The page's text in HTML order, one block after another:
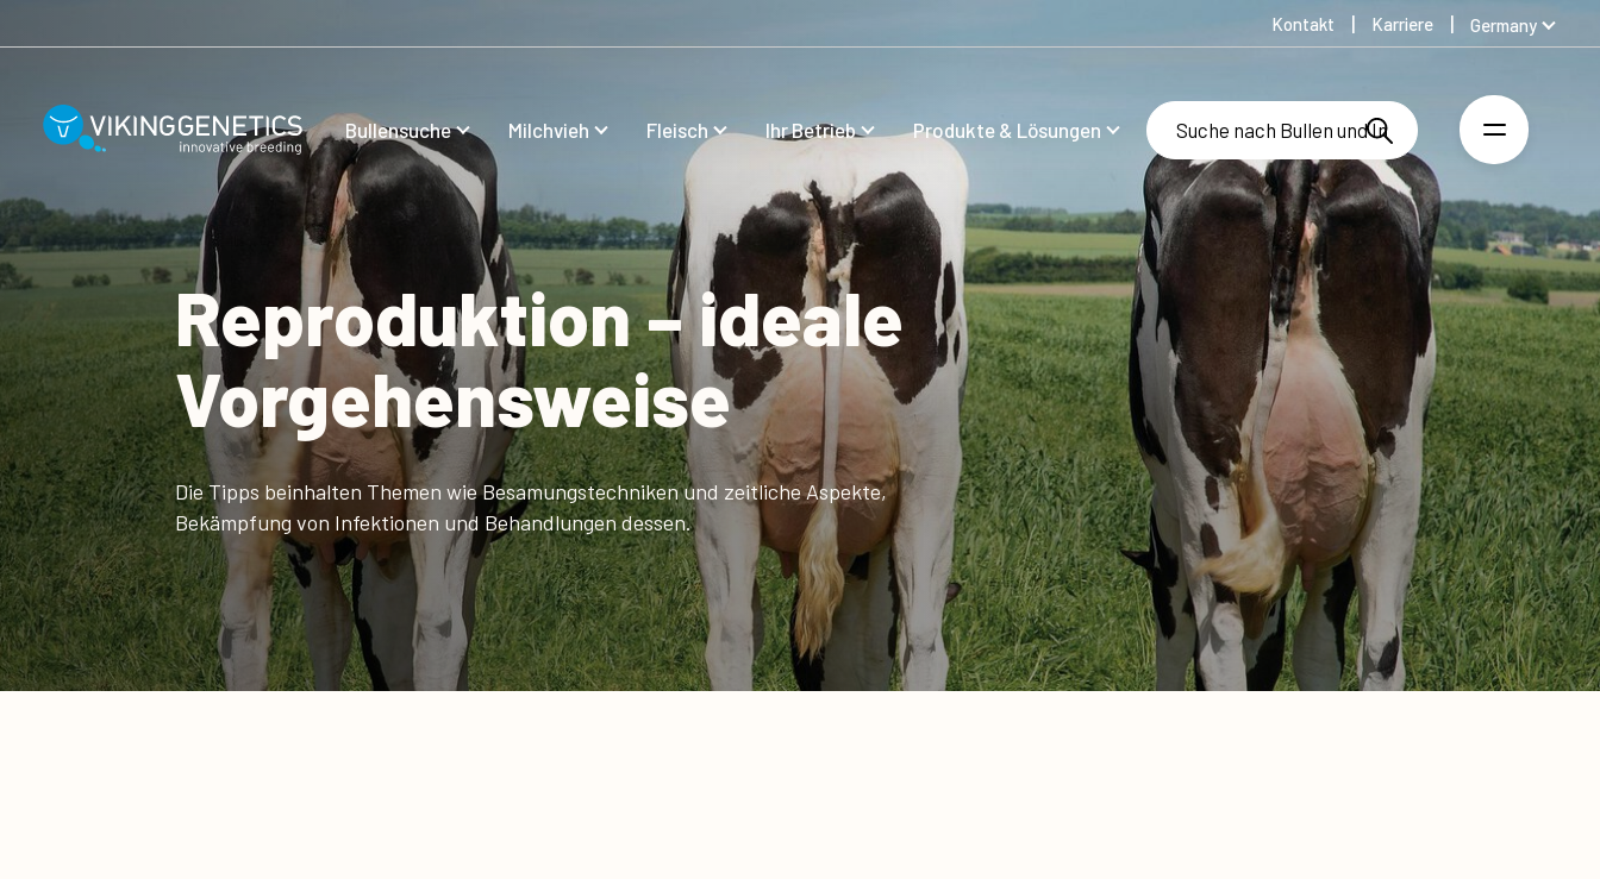
Kontakt Karriere Germany
Australia
Denmark
Finland
Spanish
Swedish
United Kingdom
United States
Bullensuche Milchvieh Fleisch Ihr Betrieb Produkte & Lösungen
Reproduktion – ideale
Vorgehensweise
Die Tipps beinhalten Themen wie Besamungstechniken und zeitliche Aspekte,
Bekämpfung von Infektionen und Behandlungen dessen.